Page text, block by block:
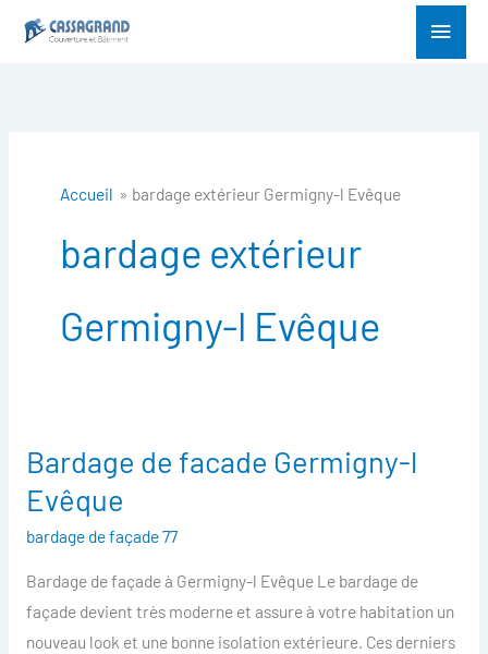
Menu
Accueil bardage extérieur Germigny-l Evêque
bardage extérieur
Germigny-l Evêque
Bardage de facade Germigny-l
Evêque
bardage de façade 77
Bardage de façade à Germigny-l Evêque Le bardage de
façade devient très moderne et assure à votre habitation un
nouveau look et une bonne isolation extérieure. Ces derniers
Bardage
de
facade
Germigny-
l
Evêque